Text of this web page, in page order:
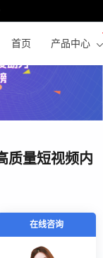
首页 产品中心
在线咨询
质量短视频内